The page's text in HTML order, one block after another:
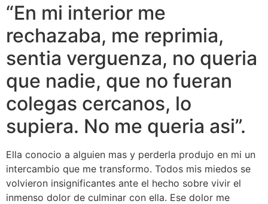
“En mi interior me
rechazaba, me reprimia,
sentia verguenza, no queria
que nadie, que no fueran
colegas cercanos, lo
supiera. No me queria asi”.
Ella conocio a alguien mas y perderla produjo en mi un
intercambio que me transformo. Todos mis miedos se
volvieron insignificantes ante el hecho sobre vivir el
inmenso dolor de culminar con ella. Ese dolor me